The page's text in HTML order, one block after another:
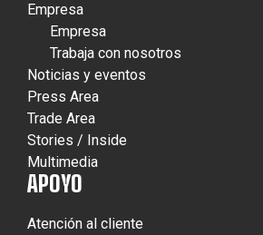
Empresa
Empresa
Trabaja con nosotros
Noticias y eventos
Press Area
Trade Area
Stories / Inside
Multimedia
APOYO
Atención al cliente